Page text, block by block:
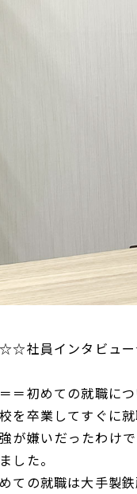
社員インタビュ
＝初めての就職に
を卒業してすぐに就
が嫌いだったわけ
した。
ての就職は大手製